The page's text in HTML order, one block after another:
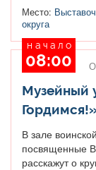
Место:
округа
начало
08:00
Музейный
В зале
посвященные
расскажут о